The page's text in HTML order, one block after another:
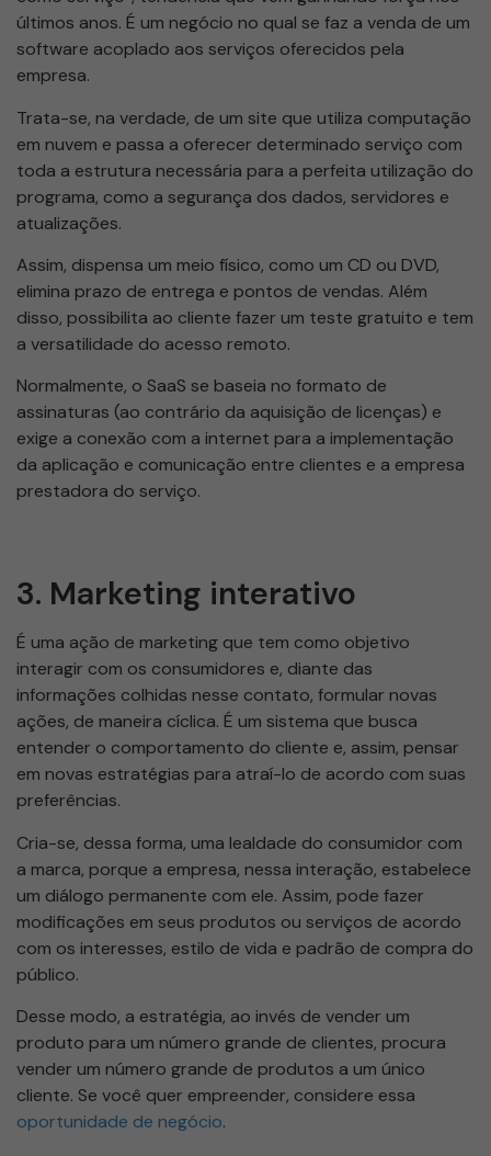
últimos anos. É um negócio no qual se faz a venda de um
software acoplado aos serviços oferecidos pela
empresa.
Trata-se, na verdade, de um site que utiliza computação
em nuvem e passa a oferecer determinado serviço com
toda a estrutura necessária para a perfeita utilização do
programa, como a segurança dos dados, servidores e
atualizações.
Assim, dispensa um meio físico, como um CD ou DVD,
elimina prazo de entrega e pontos de vendas. Além
disso, possibilita ao cliente fazer um teste gratuito e tem
a versatilidade do acesso remoto.
Normalmente, o SaaS se baseia no formato de
assinaturas (ao contrário da aquisição de licenças) e
exige a conexão com a internet para a implementação
da aplicação e comunicação entre clientes e a empresa
prestadora do serviço.
3. Marketing interativo
É uma ação de marketing que tem como objetivo
interagir com os consumidores e, diante das
informações colhidas nesse contato, formular novas
ações, de maneira cíclica. É um sistema que busca
entender o comportamento do cliente e, assim, pensar
em novas estratégias para atraí-lo de acordo com suas
preferências.
Cria-se, dessa forma, uma lealdade do consumidor com
a marca, porque a empresa, nessa interação, estabelece
um diálogo permanente com ele. Assim, pode fazer
modificações em seus produtos ou serviços de acordo
com os interesses, estilo de vida e padrão de compra do
público.
Desse modo, a estratégia, ao invés de vender um
produto para um número grande de clientes, procura
vender um número grande de produtos a um único
cliente. Se você quer empreender, considere essa
oportunidade de negócio.